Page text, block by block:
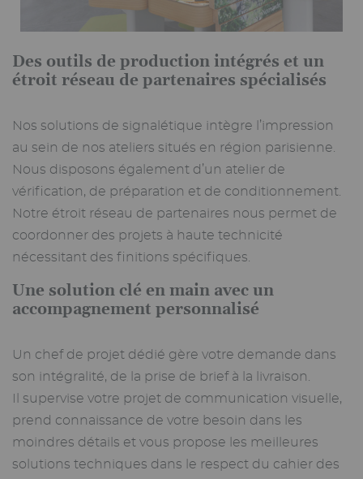
Des outils de production intégrés et un
étroit réseau de partenaires spécialisés
Nos solutions de signalétique intègre l’impression
au sein de nos ateliers situés en région parisienne.
Nous disposons également d’un atelier de
vérification, de préparation et de conditionnement.
Notre étroit réseau de partenaires nous permet de
coordonner des projets à haute technicité
nécessitant des finitions spécifiques.
Une solution clé en main avec un
accompagnement personnalisé
Un chef de projet dédié gère votre demande dans
son intégralité, de la prise de brief à la livraison.
Il supervise votre projet de communication visuelle,
prend connaissance de votre besoin dans les
moindres détails et vous propose les meilleures
solutions techniques dans le respect du cahier des